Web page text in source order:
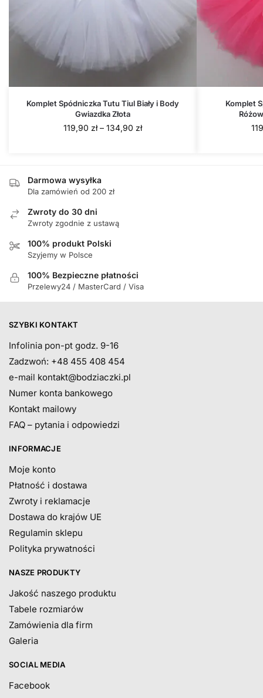
Komplet Spódniczka Tutu Tiul Biały i Body
Gwiazdka Złota
119,90 zł – 134,90 złZakres
Komplet
Darmowa wysyłka
Dla zamówień od 200 zł
Zwroty do 30 dni
Zwroty zgodnie z ustawą
100% produkt Polski
Szyjemy w Polsce
100% Bezpieczne płatności
Przelewy24 / MasterCard / Visa
SZYBKI KONTAKT
Infolinia pon-pt godz. 9-16
Zadzwoń: +48 455 408 454
e-mail kontakt@bodziaczki.pl
Numer konta bankowego
Kontakt mailowy
FAQ – pytania i odpowiedzi
INFORMACJE
Moje konto
Płatność i dostawa
Zwroty i reklamacje
Dostawa do krajów UE
Regulamin sklepu
Polityka prywatności
NASZE PRODUKTY
Jakość naszego produktu
Tabele rozmiarów
Zamówienia dla firm
Galeria
SOCIAL MEDIA
Facebook